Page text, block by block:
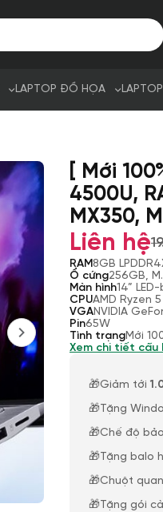
LAPTOP ĐỒ HỌA
[ Mới
4500U,
MX350,
Liên hệ
RAM8GB
Ổ cứng256GB,
Màn hình14”
CPUAMD Ryzen
VGANVIDIA
Pin65W
Tình trạngMới
Xem chi tiết cấu
🎁Giảm tới
🎁Tặng
🎁Chế độ
🎁Tặng balo
🎁Chuột
🎁Tặng gói